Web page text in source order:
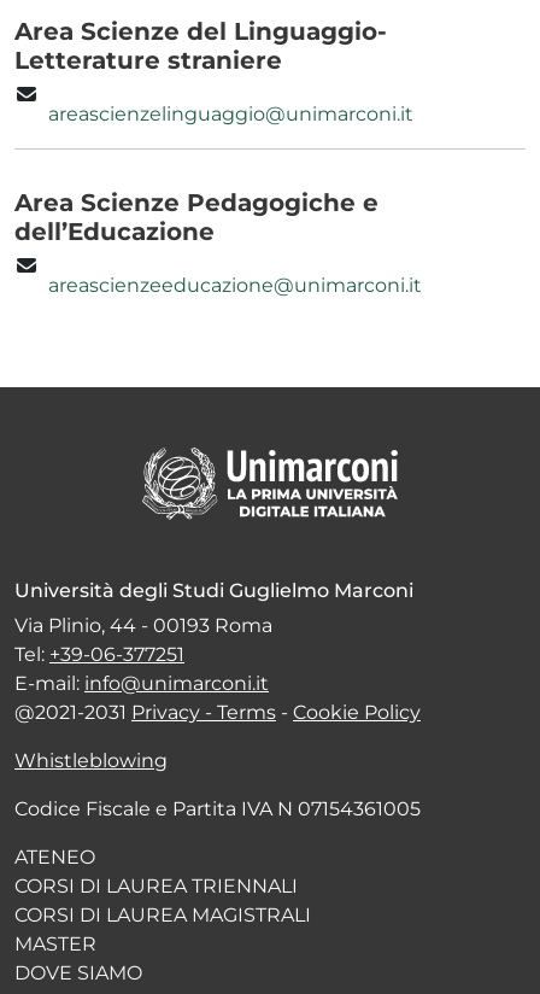
Area Scienze del Linguaggio-
Letterature straniere
areascienzelinguaggio@unimarconi.it
Area Scienze Pedagogiche e
dell’Educazione
areascienzeeducazione@unimarconi.it
Università degli Studi Guglielmo Marconi
Via Plinio, 44 - 00193 Roma
Tel: +39-06-377251
E-mail: info@unimarconi.it
@2021-2031 Privacy - Terms - Cookie Policy
Whistleblowing
Codice Fiscale e Partita IVA N 07154361005
ATENEO
CORSI DI LAUREA TRIENNALI
CORSI DI LAUREA MAGISTRALI
MASTER
DOVE SIAMO